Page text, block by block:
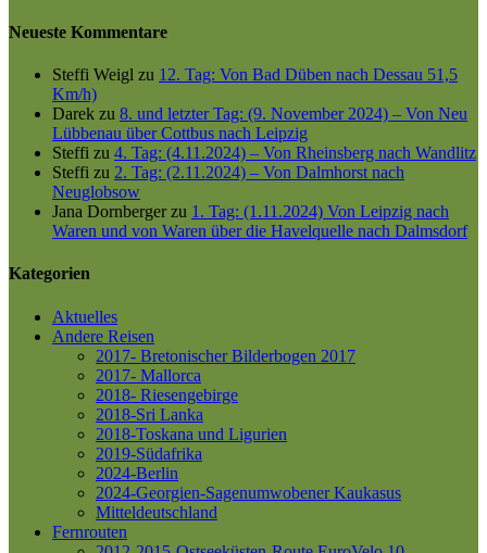
Neueste Kommentare
Steffi Weigl zu 12. Tag: Von Bad Düben nach Dessau 51,5
Km/h)
Darek zu 8. und letzter Tag: (9. November 2024) – Von Neu
Lübbenau über Cottbus nach Leipzig
Steffi zu 4. Tag: (4.11.2024) – Von Rheinsberg nach Wandlitz
Steffi zu 2. Tag: (2.11.2024) – Von Dalmhorst nach
Neuglobsow
Jana Dornbergerzu 1. Tag: (1.11.2024) Von Leipzig nach
Waren und von Waren über die Havelquelle nach Dalmsdorf
Kategorien
Aktuelles
Andere Reisen
2017- Bretonischer Bilderbogen 2017
2017- Mallorca
2018- Riesengebirge
2018-Sri Lanka
2018-Toskana und Ligurien
2019-Südafrika
2024-Berlin
2024-Georgien-Sagenumwobener Kaukasus
Mitteldeutschland
Fernrouten